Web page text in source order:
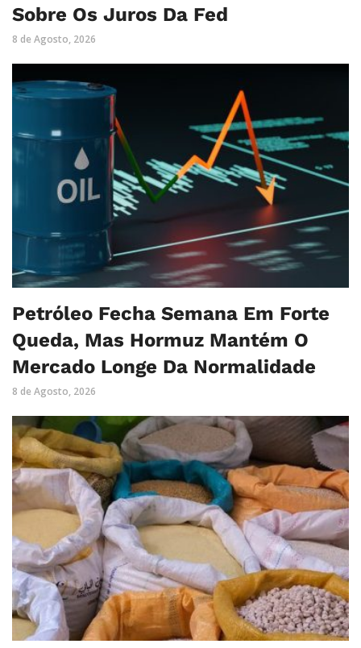
Sobre Os Juros Da Fed
8 de Agosto, 2026
Petróleo Fecha Semana Em Forte
Queda, Mas Hormuz Mantém O
Mercado Longe Da Normalidade
8 de Agosto, 2026